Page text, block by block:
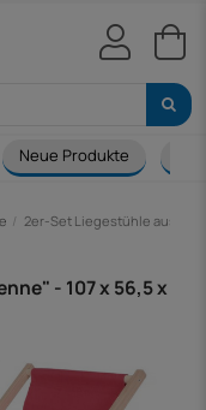
Neue Produkte
2er-Set Liegestühle aus Holz
- 107 x 56,5 x